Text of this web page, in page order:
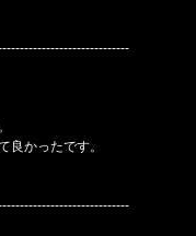
良かったです。